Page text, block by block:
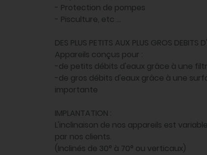
- Protection de pompes
- Pisculture, etc ...
DES PLUS PETITS AUX PLUS GROS DEBITS
Appareils conçus pour :
-de petits débits d'eaux grâce à une
-de gros débits d'eaux grâce à une
importante
IMPLANTATION :
L'inclinaison de nos appareils est
par nos clients.
(Inclinés de 30° à 70° ou verticaux)